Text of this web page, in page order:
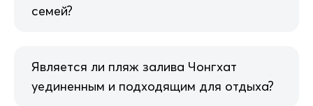
семей?
Является ли пляж залива Чонгхат
уединенным и подходящим для отдыха?